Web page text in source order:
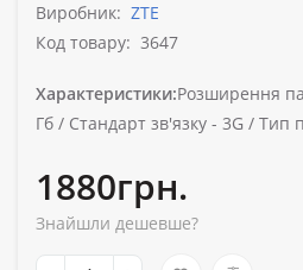
Виробник: ZTE
Код товару: 3647
Характеристики:Розширення
Гб / Стандарт зв'язку - 3G / Тип
1880грн.
Знайшли дешевше?